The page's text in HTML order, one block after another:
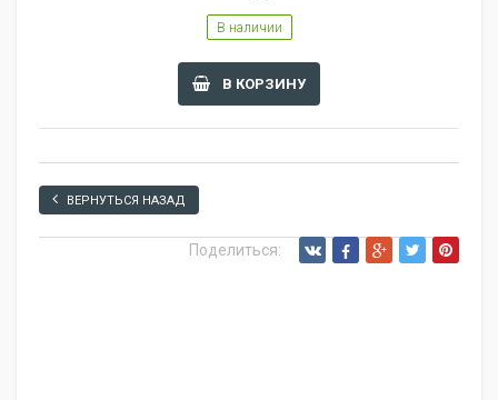
В наличии
В КОРЗИНУ
ВЕРНУТЬСЯ НАЗАД
Поделиться: